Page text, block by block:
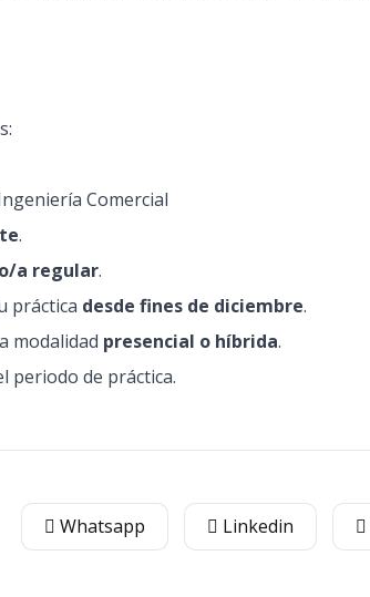
Comercial
.
a regular.
práctica desde fines de diciembre.
modalidad presencial o híbrida.
periodo de práctica.
Whatsapp Linkedin